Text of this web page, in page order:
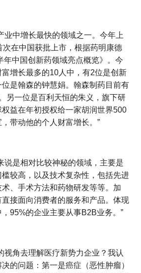
业中增长最快的领域之一。今年上
在中国获批上市，根据药明康德
年中国创新药领域亮点概览》。今
增长最多的10人中，有2位是创新
是翰森的钟慧娟。翰森制药目前有
另一位是百利天恒的朱义，旗下研
益在年初授权给一家胡润世界500
带动他的个人财富增长。”
说是相对比较神秘的领域，主要是
较高，以及技术复杂性，包括先进
、手术方法和药物研发等等。加
接面向消费者的服务和产品。体现
95%的企业主要从事B2B业务。”
视角去理解医疗新势力企业？我认
的问题：第一是癌症（恶性肿瘤）